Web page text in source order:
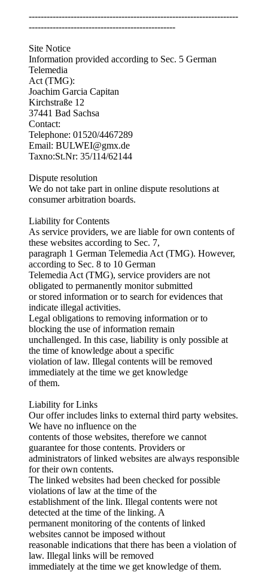
----------------------------------------------------------------------
-------------------------------------------------
Site Notice
Information provided according to Sec. 5 German
Telemedia
Act (TMG):
Joachim Garcia Capitan
Kirchstraße 12
37441 Bad Sachsa
Contact:
Telephone: 01520/4467289
Email: BULWEI@gmx.de
Taxno:St.Nr: 35/114/62144
Dispute resolution
We do not take part in online dispute resolutions at
consumer arbitration boards.
Liability for Contents
As service providers, we are liable for own contents of
these websites according to Sec. 7,
paragraph 1 German Telemedia Act (TMG). However,
according to Sec. 8 to 10 German
Telemedia Act (TMG), service providers are not
obligated to permanently monitor submitted
or stored information or to search for evidences that
indicate illegal activities.
Legal obligations to removing information or to
blocking the use of information remain
unchallenged. In this case, liability is only possible at
the time of knowledge about a specific
violation of law. Illegal contents will be removed
immediately at the time we get knowledge
of them.
Liability for Links
Our offer includes links to external third party websites.
We have no influence on the
contents of those websites, therefore we cannot
guarantee for those contents. Providers or
administrators of linked websites are always responsible
for their own contents.
The linked websites had been checked for possible
violations of law at the time of the
establishment of the link. Illegal contents were not
detected at the time of the linking. A
permanent monitoring of the contents of linked
websites cannot be imposed without
reasonable indications that there has been a violation of
law. Illegal links will be removed
immediately at the time we get knowledge of them.